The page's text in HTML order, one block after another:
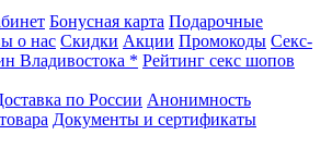
Бонусная карта Подарочные
о нас Скидки Акции Промокоды Секс-
Владивостока * Рейтинг секс шопов
по России Анонимность
Документы и сертификаты